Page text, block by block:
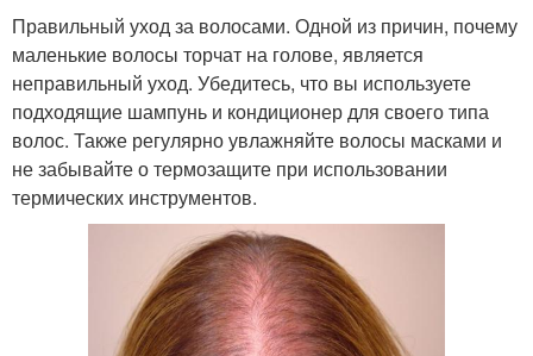
Правильный уход за волосами. Одной из причин, почему
маленькие волосы торчат на голове, является
неправильный уход. Убедитесь, что вы используете
подходящие шампунь и кондиционер для своего типа
волос. Также регулярно увлажняйте волосы масками и
не забывайте о термозащите при использовании
термических инструментов.